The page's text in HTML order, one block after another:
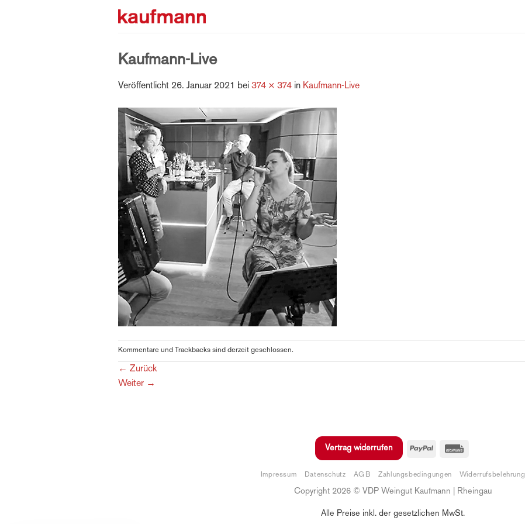
Kaufmann-Live
Veröffentlicht 26. Januar 2021 bei 374 × 374 in Kaufmann-Live
Kommentare und Trackbacks sind derzeit geschlossen.
← Zurück
Weiter →
Vertrag widerrufen PayPal
Impressum Datenschutz AGB Zahlungsbedingungen Widerrufsbelehrung
Copyright 2026 © VDP Weingut Kaufmann | Rheingau
Alle Preise inkl. der gesetzlichen MwSt.